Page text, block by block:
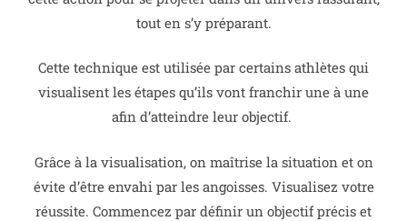
tout en s’y préparant.
Cette technique est utilisée par certains athlètes qui
visualisent les étapes qu’ils vont franchir une à une
afin d’atteindre leur objectif.
Grâce à la visualisation, on maîtrise la situation et on
évite d’être envahi par les angoisses. Visualisez votre
réussite. Commencez par définir un objectif précis et